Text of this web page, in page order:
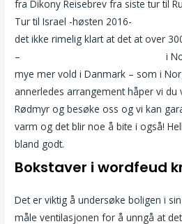
fra Dikony Reisebrev fra siste tur til
Tur til Israel -høsten 2016-
det ikke rimelig klart at det at over
–
i
mye mer vold i Danmark – som i
annerledes arrangement håper vi du
Rødmyr og besøke oss og vi kan
varm og det blir noe å bite i også!
bland godt.
Bokstaver i wordfeud
Det er viktig å undersøke boligen i
måle ventilasjonen for å unngå at